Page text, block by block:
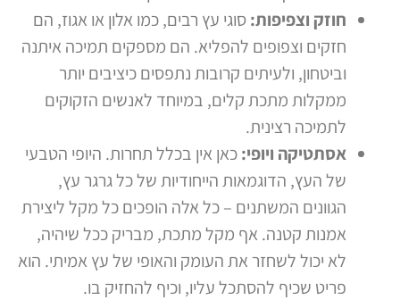
חוזק וצפיפות:סוגי עץ רבים, כמו אלון או אגוז, הם
חזקים וצפופים להפליא. הם מספקים תמיכה איתנה
וביטחון, ולעיתים קרובות נתפסים כיציבים יותר
ממקלות מתכת קלים, במיוחד לאנשים הזקוקים
לתמיכה רצינית.
אסתטיקה ויופי:כאן אין בכלל תחרות. היופי הטבעי
של העץ, הדוגמאות הייחודיות של כל גרגר עץ,
הגוונים המשתנים – כל אלה הופכים כל מקל ליצירת
אמנות קטנה. אף מקל מתכת, מבריק ככל שיהיה,
לא יכול לשחזר את העומק והאופי של עץ אמיתי. הוא
פריט שכיף להסתכל עליו, וכיף להחזיק בו.